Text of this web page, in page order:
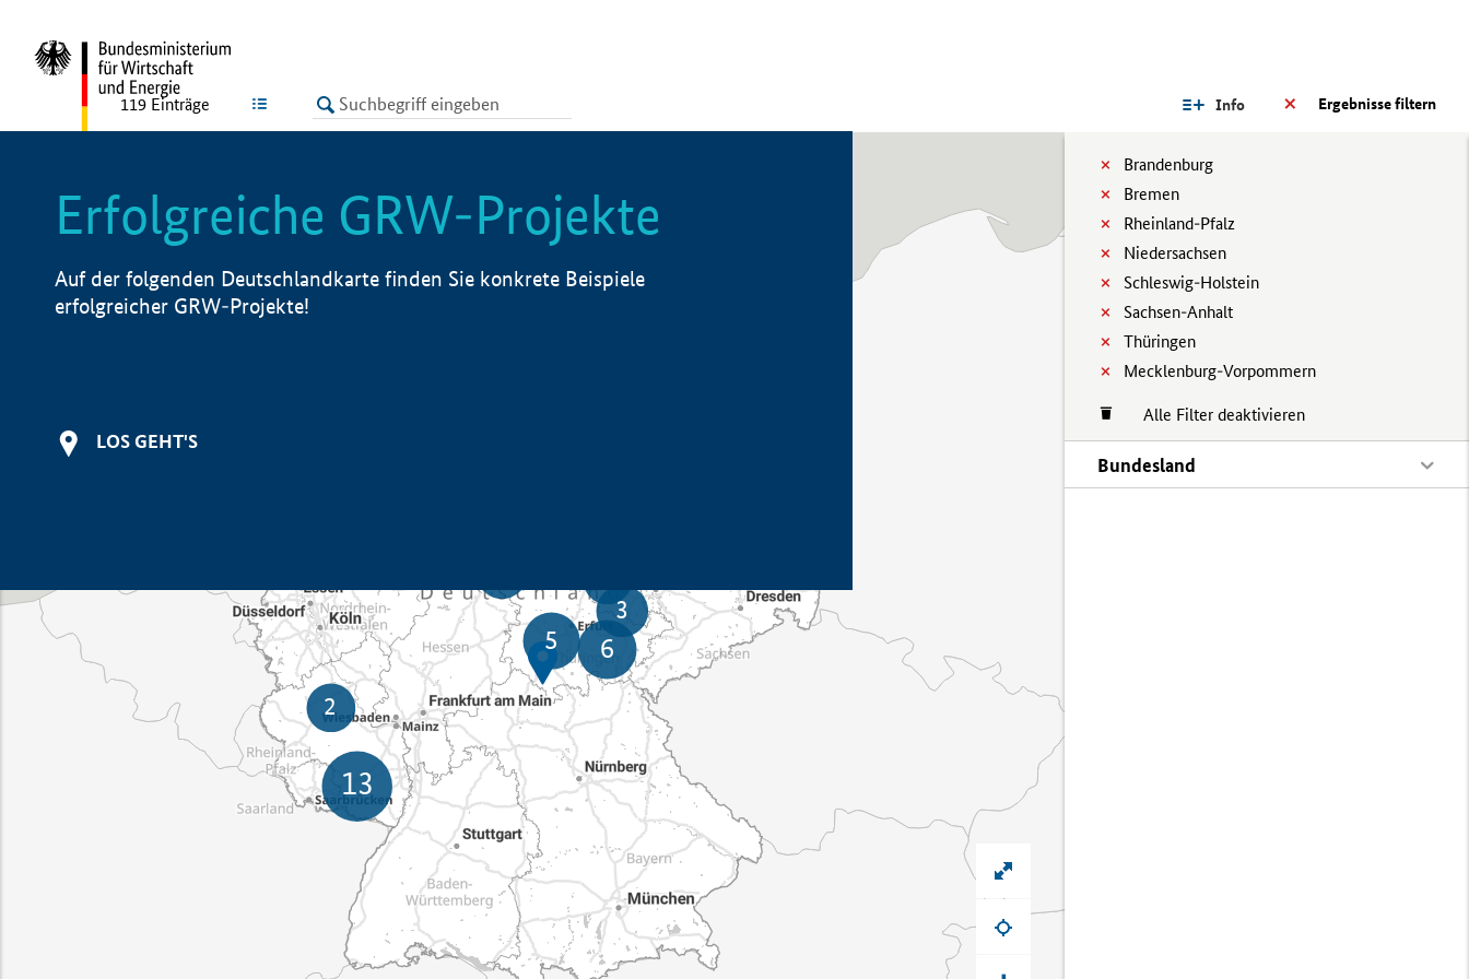
LISTE Ergebnisse filtern
Info
Brandenburg
Bremen
Rheinland-Pfalz
Niedersachsen
Schleswig-Holstein
Sachsen-Anhalt
Thüringen
Mecklenburg-Vorpommern
Alle Filter deaktivieren
Bundesland
119 Einträge
Erfolgreiche GRW-Projekte
Auf der folgenden Deutschlandkarte finden Sie konkrete Beispiele
erfolgreicher GRW-Projekte!
LOS GEHT'S